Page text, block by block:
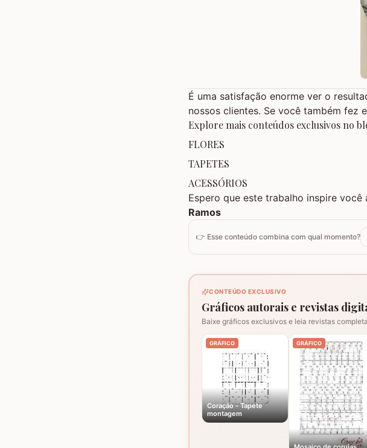
É uma satisfação enorme ver o
nossos clientes. Se você também fez
Explore mais conteúdos exclusivos no
FLORES
TAPETES
ACESSÓRIOS
Espero que este trabalho inspire
Ramos
👉 Esse conteúdo combina com qual momento?
CONTEÚDO EXCLUSIVO
Gráficos autorais e revistas
Baixe gráficos exclusivos e leia revistas
GRÁFICO
Coração - Tapete
montagem
GRÁFICO